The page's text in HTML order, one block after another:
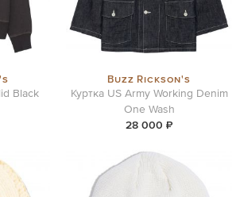
Black
Buzz Rickson's
Куртка US Army Working Denim
One Wash
28 000 ₽